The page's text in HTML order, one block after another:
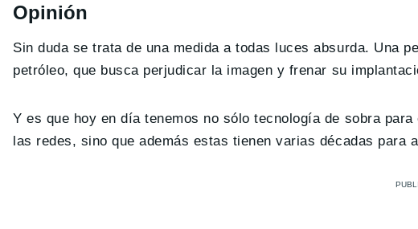
Opinión
Sin duda se trata de una medida a todas luces absurda. Una
petróleo, que busca perjudicar la imagen y frenar su
Y es que hoy en día tenemos no sólo tecnología de sobra
las redes, sino que además estas tienen varias décadas para